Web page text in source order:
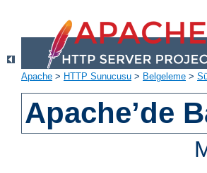
Apache > HTTP Sunucusu > Belgeleme >
Apache’de